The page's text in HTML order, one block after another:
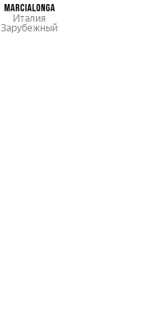
MARCIALONGA
Италия
Зарубежный